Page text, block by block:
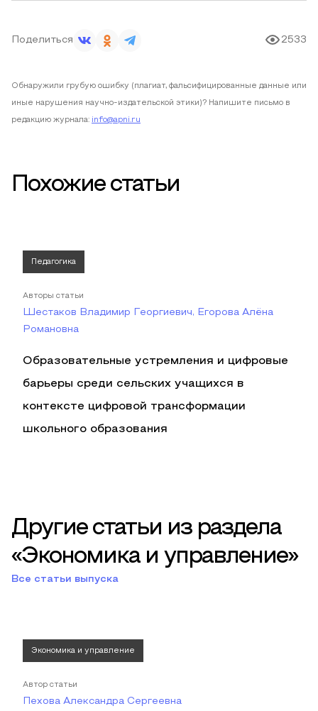
Поделиться 2533
Обнаружили грубую ошибку (плагиат, фальсифицированные данные или
иные нарушения научно-издательской этики)? Напишите письмо в
редакцию журнала: info@apni.ru
Похожие статьи
Педагогика
Авторы статьи
Шестаков Владимир Георгиевич, Егорова Алёна
Романовна
Образовательные устремления и цифровые
барьеры среди сельских учащихся в
контексте цифровой трансформации
школьного образования
Другие статьи из раздела
«Экономика и управление»
Все статьи выпуска
Экономика и управление
Автор статьи
Пехова Александра Сергеевна